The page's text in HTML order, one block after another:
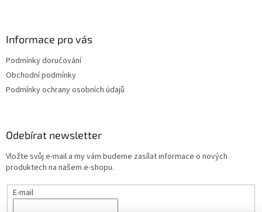
Informace pro vás
Podmínky doručování
Obchodní podmínky
Podmínky ochrany osobních údajů
Odebírat newsletter
Vložte svůj e-mail a my vám budeme zasílat informace o nových
produktech na našem e-shopu.
E-mail